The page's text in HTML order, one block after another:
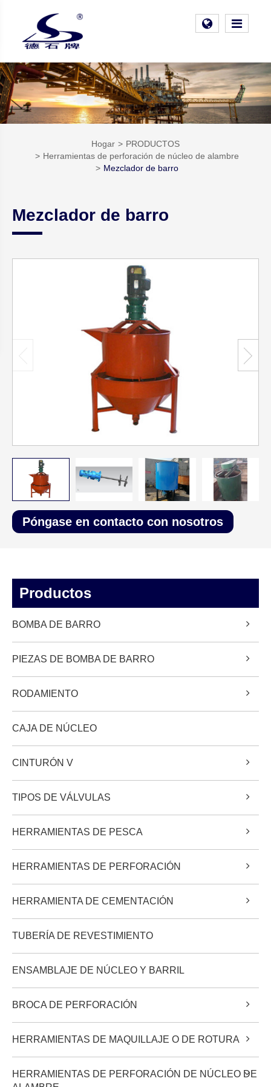
Hogar
PRODUCTOS
Herramientas de perforación de núcleo de alambre
Mezclador de barro
Mezclador de barro
Póngase en contacto con nosotros
Productos
BOMBA DE BARRO
PIEZAS DE BOMBA DE BARRO
RODAMIENTO
CAJA DE NÚCLEO
CINTURÓN V
TIPOS DE VÁLVULAS
HERRAMIENTAS DE PESCA
HERRAMIENTAS DE PERFORACIÓN
HERRAMIENTA DE CEMENTACIÓN
TUBERÍA DE REVESTIMIENTO
ENSAMBLAJE DE NÚCLEO Y BARRIL
BROCA DE PERFORACIÓN
HERRAMIENTAS DE MAQUILLAJE O DE ROTURA
HERRAMIENTAS DE PERFORACIÓN DE NÚCLEO DE